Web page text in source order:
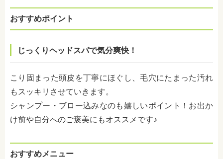
おすすめポイント
じっくりヘッドスパで気分爽快！
こり固まった頭皮を丁寧にほぐし、毛穴にたまった汚れ
もスッキリさせていきます。
シャンプー・ブロー込みなのも嬉しいポイント！お出か
け前や自分へのご褒美にもオススメです♪
おすすめメニュー